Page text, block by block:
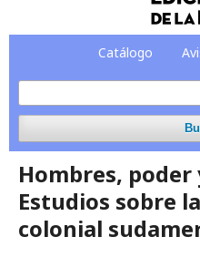
Catálogo
Hombres,
Estudios sobre
colonial